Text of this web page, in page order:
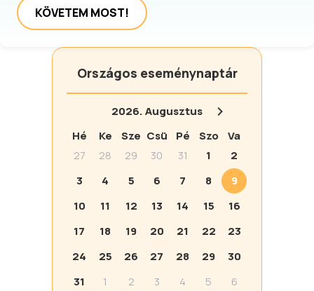
KÖVETEM MOST!
Országos eseménynaptár
2026.Augusztus
Hé
Ke Sze Csü Pé Szo
Va
27
28 29 30 31 1
2
3
4 5 6 7 8
9
10
11 12 13 14 15
16
17
18 19 20 21 22
23
24
25 26 27 28 29
30
31
1 2 3 4 5 6